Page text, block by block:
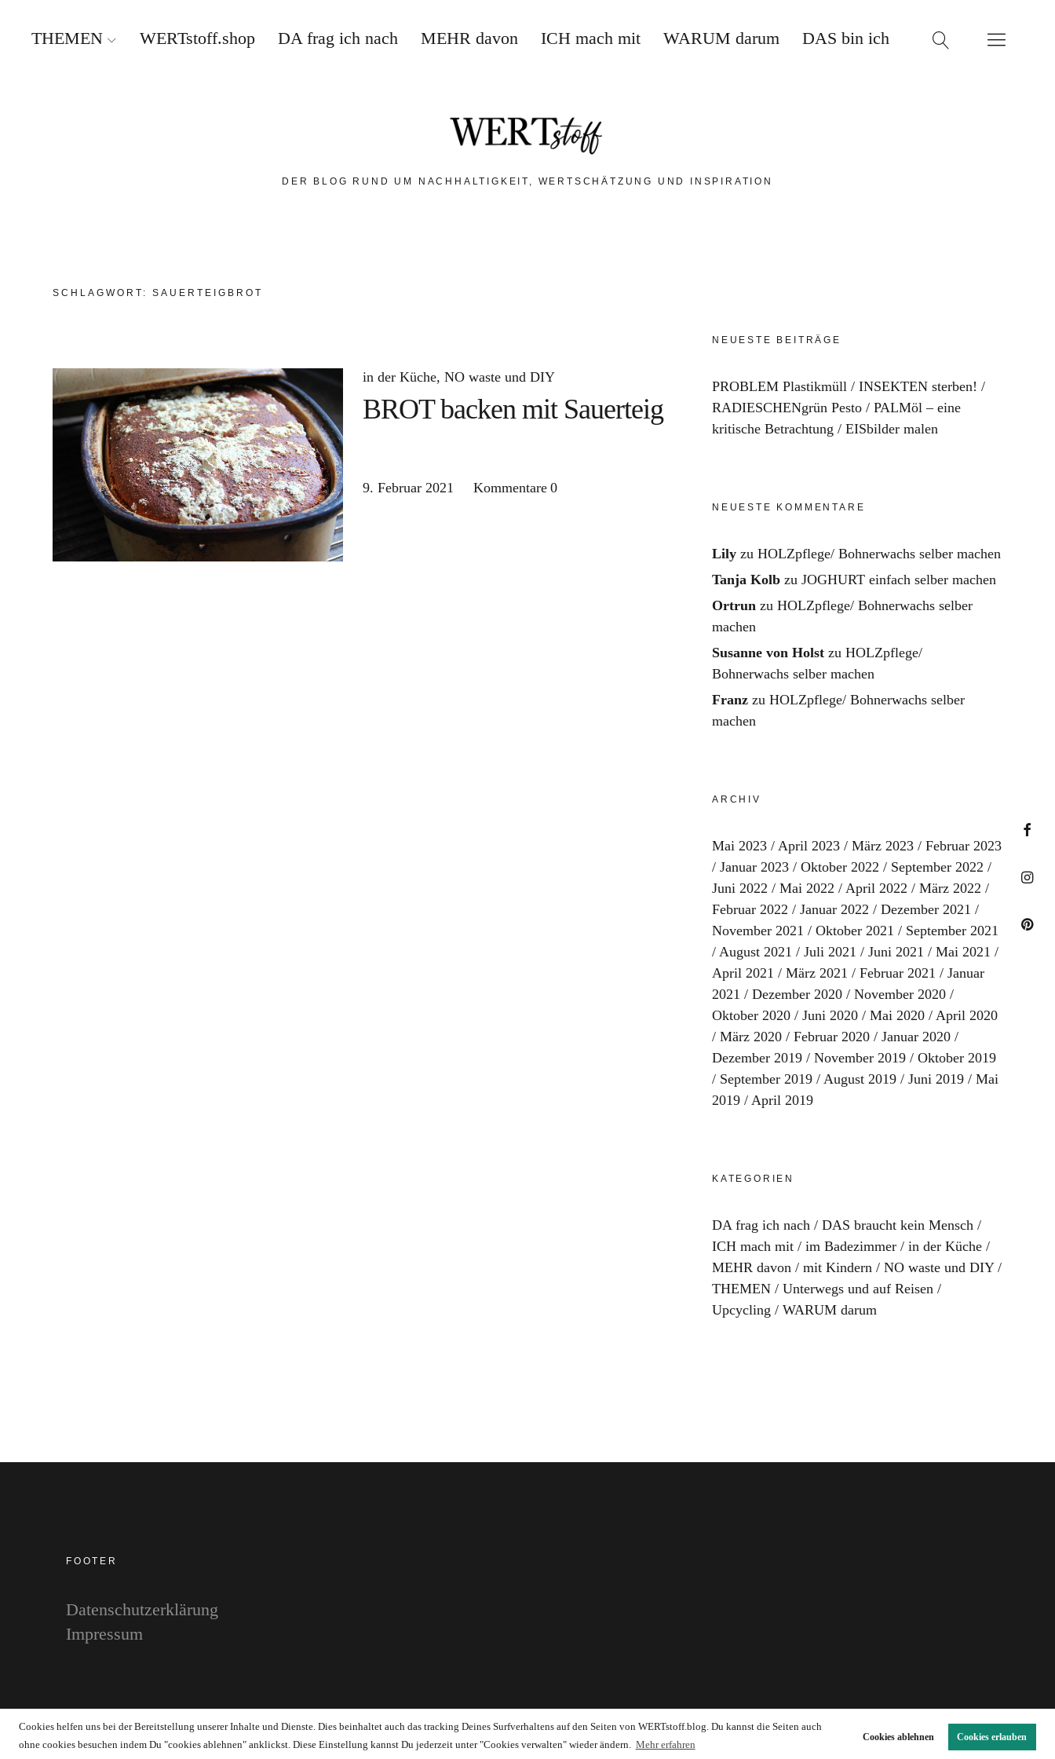
Cookies helfen uns bei der Bereitstellung unserer Inhalte und Dienste. Dies beinhaltet auch das tracking Deines Surfverhaltens auf den Seiten von WERTstoff.blog. Du kannst die Seiten auch
ohne cookies besuchen indem Du "cookies ablehnen" anklickst. Diese Einstellung kannst Du jederzeit unter "Cookies verwalten" wieder ändern. Mehr erfahren
Cookies ablehnen Cookies erlauben
THEMEN WERTstoff.shop DA frag ich nach MEHR davon ICH mach mit WARUM darum DAS bin ich
DER BLOG RUND UM NACHHALTIGKEIT, WERTSCHÄTZUNG UND INSPIRATION
SCHLAGWORT: SAUERTEIGBROT
in der Küche NO waste und DIY
BROT backen mit Sauerteig
9. Februar 2021 Kommentare 0
NEUESTE BEITRÄGE
PROBLEM Plastikmüll
INSEKTEN sterben!
RADIESCHENgrün Pesto
PALMöl – eine
kritische Betrachtung
EISbilder malen
NEUESTE KOMMENTARE
Lily zu HOLZpflege/ Bohnerwachs selber machen
Tanja Kolb zu JOGHURT einfach selber machen
Ortrun zu HOLZpflege/ Bohnerwachs selber
machen
Susanne von Holst zu HOLZpflege/
Bohnerwachs selber machen
Franz zu HOLZpflege/ Bohnerwachs selber
machen
ARCHIV
Mai 2023 April 2023 März 2023
Februar 2023
Januar 2023
Oktober 2022
September 2022
Juni 2022
Mai 2022 April 2022
März 2022
Februar 2022
Januar 2022
Dezember 2021
November 2021
Oktober 2021
September 2021
August 2021
Juli 2021 Juni 2021
Mai 2021
April 2021
März 2021 Februar 2021
Januar
2021
Dezember 2020
November 2020
Oktober 2020
Juni 2020 Mai 2020
April 2020
März 2020
Februar 2020
Januar 2020
Dezember 2019
November 2019
Oktober 2019
September 2019
August 2019 Juni 2019
Mai
2019
April 2019
KATEGORIEN
DA frag ich nach
DAS braucht kein Mensch
ICH mach mit
im Badezimmer
in der Küche
MEHR davon
mit Kindern
NO waste und DIY
THEMEN
Unterwegs und auf Reisen
Upcycling
WARUM darum
FOOTER
Datenschutzerklärung
Impressum
Copyright © 2026 WERTstoff.blog